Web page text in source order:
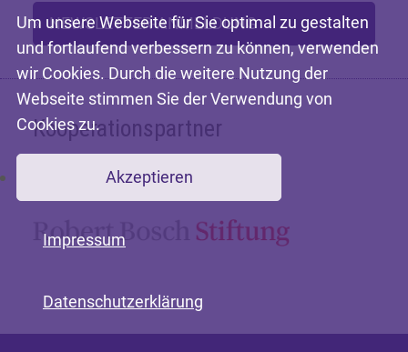
NEWSLETTER-ANMELDUNG
Kooperationspartner
Mit freundlicher Unterstützung der
Um unsere Webseite für Sie optimal zu gestalten
und fortlaufend verbessern zu können, verwenden
wir Cookies. Durch die weitere Nutzung der
Webseite stimmen Sie der Verwendung von
Cookies zu.
Akzeptieren
Impressum
Datenschutzerklärung